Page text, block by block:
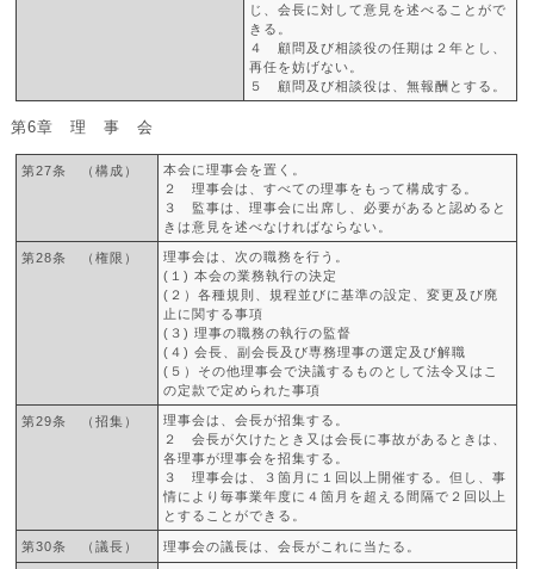
じ、会長に対して意見を述べることがで
きる。
４ 顧問及び相談役の任期は２年とし、
再任を妨げない。
５ 顧問及び相談役は、無報酬とする。
第6章 理 事 会
第27条 （構成）
本会に理事会を置く。
２ 理事会は、すべての理事をもって構成する。
３ 監事は、理事会に出席し、必要があると認めると
きは意見を述べなければならない。
第28条 （権限）
理事会は、次の職務を行う。
(１) 本会の業務執行の決定
(２）各種規則、規程並びに基準の設定、変更及び廃
止に関する事項
(３) 理事の職務の執行の監督
(４) 会長、副会長及び専務理事の選定及び解職
(５）その他理事会で決議するものとして法令又はこ
の定款で定められた事項
第29条 （招集）
理事会は、会長が招集する。
２ 会長が欠けたとき又は会長に事故があるときは、
各理事が理事会を招集する。
３ 理事会は、３箇月に１回以上開催する。但し、事
情により毎事業年度に４箇月を超える間隔で２回以上
とすることができる。
第30条 （議長） 理事会の議長は、会長がこれに当たる。